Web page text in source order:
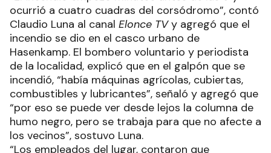
ocurrió a cuatro cuadras del corsódromo”, contó
Claudio Luna al canal Elonce TVy agregó que el
incendio se dio en el casco urbano de
Hasenkamp. El bombero voluntario y periodista
de la localidad, explicó que en el galpón que se
incendió, “había máquinas agrícolas, cubiertas,
combustibles y lubricantes”, señaló y agregó que
“por eso se puede ver desde lejos la columna de
humo negro, pero se trabaja para que no afecte a
los vecinos”, sostuvo Luna.
“Los empleados del lugar, contaron que